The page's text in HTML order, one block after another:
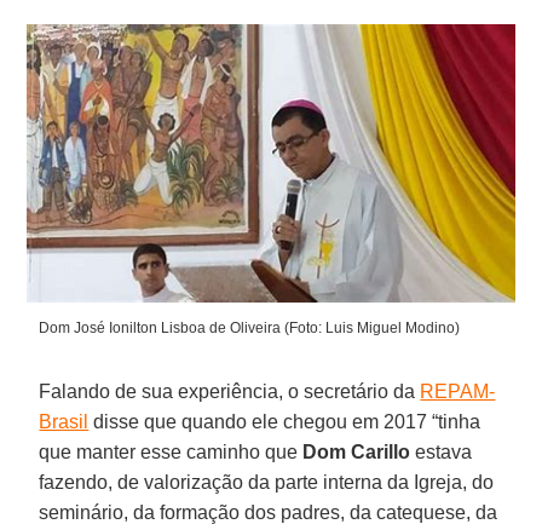
Dom José Ionilton Lisboa de Oliveira (Foto: Luis Miguel Modino)
Falando de sua experiência, o secretário da REPAM-
Brasil disse que quando ele chegou em 2017 “tinha
que manter esse caminho que Dom Carillo estava
fazendo, de valorização da parte interna da Igreja, do
seminário, da formação dos padres, da catequese, da